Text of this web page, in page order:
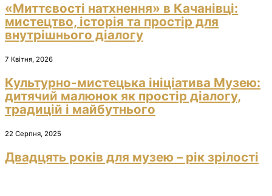
«Миттєвості натхнення» в Качанівці:
мистецтво, історія та простір для
внутрішнього діалогу
7 Квітня, 2026
Культурно-мистецька ініціатива Музею:
дитячий малюнок як простір діалогу,
традицій і майбутнього
22 Серпня, 2025
Двадцять років для музею – рік зрілості